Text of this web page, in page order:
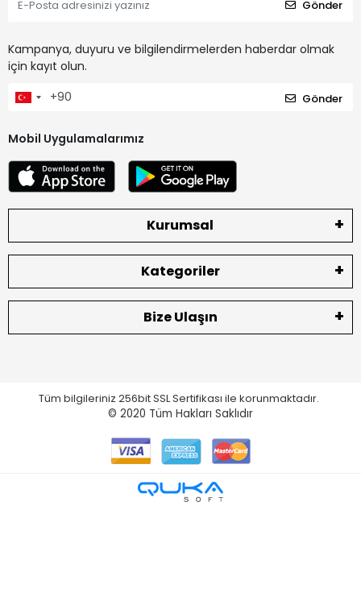
Gönder
Kampanya, duyuru ve bilgilendirmelerden haberdar olmak
için kayıt olun.
Gönder
Mobil Uygulamalarımız
Kurumsal
Kategoriler
Bize Ulaşın
Tüm bilgileriniz 256bit SSL Sertifikası ile korunmaktadır.
© 2020 Tüm Hakları Saklıdır